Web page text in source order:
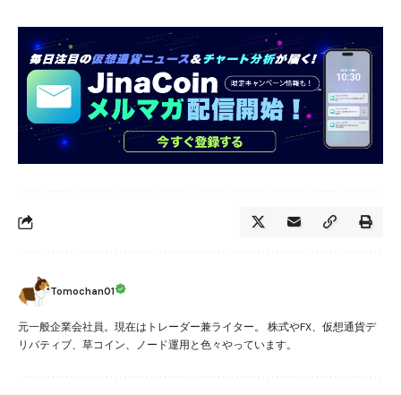
Tomochan01
元一般企業会社員。現在はトレーダー兼ライター。 株式やFX、仮想通貨デ
リバティブ、草コイン、ノード運用と色々やっています。